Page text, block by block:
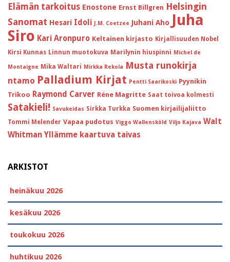
Elämän tarkoitus Enostone Ernst Billgren Helsingin
Sanomat Hesari Idoli J.M. Coetzee Juhani Aho Juha
Siro Kari Aronpuro Keltainen kirjasto Kirjallisuuden Nobel
Kirsi Kunnas Linnun muotokuva Marilynin hiuspinni Michel de
Montaigne Mika Waltari Mirkka Rekola Musta runokirja
ntamo Palladium Kirjat Pentti Saarikoski Pyynikin
Trikoo Raymond Carver Réne Magritte Saat toivoa kolmesti
Satakieli! Savukeidas Sirkka Turkka Suomen kirjailijaliitto
Tommi Melender Vapaa pudotus Viggo Wallensköld Viljo Kajava Walt
Whitman Yllämme kaartuva taivas
ARKISTOT
heinäkuu 2026
kesäkuu 2026
toukokuu 2026
huhtikuu 2026